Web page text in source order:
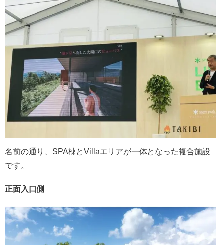
名前の通り、SPA棟とVillaエリアが一体となった複合施設
です。
正面入口側